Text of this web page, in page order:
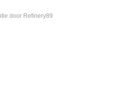
door Refinery89